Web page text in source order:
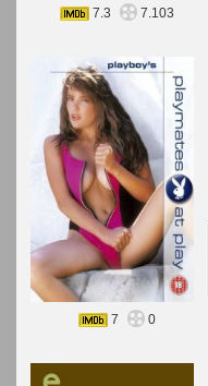
7.3
7.103
7
0